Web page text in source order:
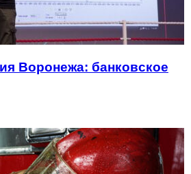
Воронежа: банковское